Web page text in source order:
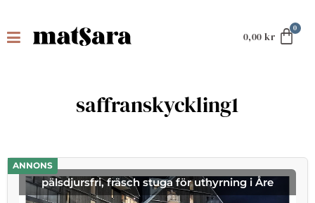
0,00 kr
saffranskyckling1
ANNONS
pälsdjursfri, fräsch stuga för uthyrning i Åre